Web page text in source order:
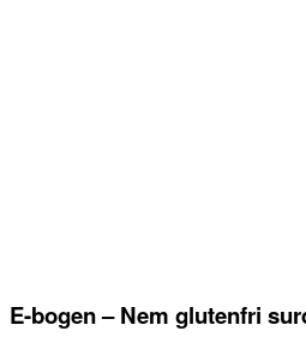
E-bogen – Nem glutenfri